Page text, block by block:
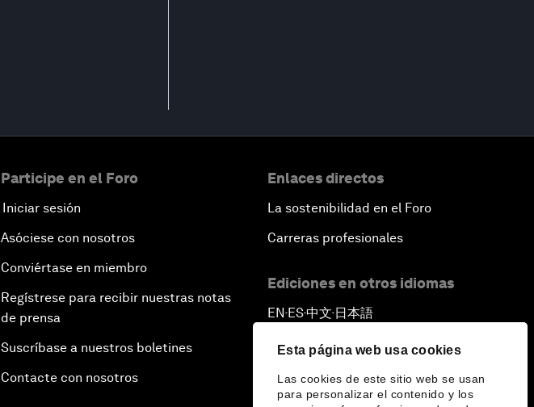
Esta página web usa cookies
Las cookies de este sitio web se usan
para personalizar el contenido y los
Participe en el Foro
Iniciar sesión
Asóciese con nosotros
Conviértase en miembro
Regístrese para recibir nuestras notas
de prensa
Suscríbase a nuestros boletines
Contacte con nosotros
Enlaces directos
La sostenibilidad en el Foro
Carreras profesionales
Ediciones en otros idiomas
EN ▪ES▪中文▪ 日本語